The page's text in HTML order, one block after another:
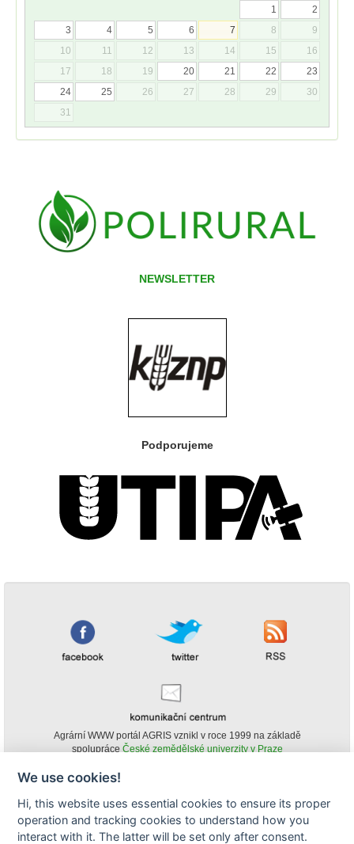
1
2
3
4 5 6 7 8
9
10
11 12 13 14 15
16
17
18 19 20 21 22
23
24
25 26 27 28 29
30
31
NEWSLETTER
Podporujeme
Agrární WWW portál AGRIS vznikl v roce 1999 na základě
spolupráce České zemědělské univerzity v Praze
obsahu agrárního WWW portálu AGRIS je možné
(pokud není uvedeno jinak) pouze za podmínky uvedení zdroje v podobě
www.agris.cz a data publikace v AGRISu.
We use cookies!
Hi, this website uses essential cookies to ensure its proper
operation and tracking cookies to understand how you
interact with it. The latter will be set only after consent.